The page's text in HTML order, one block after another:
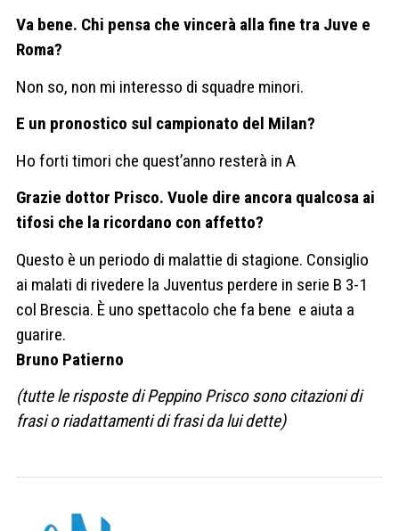
Va bene. Chi pensa che vincerà alla fine tra Juve e
Roma?
Non so, non mi interesso di squadre minori.
E un pronostico sul campionato del Milan?
Ho forti timori che quest’anno resterà in A
Grazie dottor Prisco. Vuole dire ancora qualcosa ai
tifosi che la ricordano con affetto?
Questo è un periodo di malattie di stagione. Consiglio
ai malati di rivedere la Juventus perdere in serie B 3-1
col Brescia. È uno spettacolo che fa bene e aiuta a
guarire.
Bruno Patierno
(tutte le risposte di Peppino Prisco sono citazioni di
frasi o riadattamenti di frasi da lui dette)